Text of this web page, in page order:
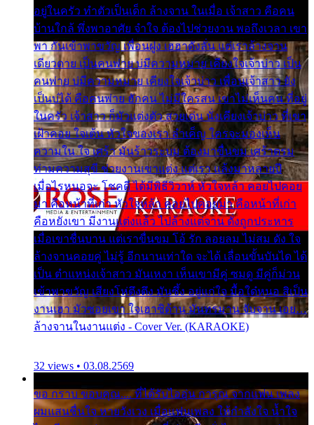
อยู่ในครัว ทำตัวเป็นเด็ก ล้างจาน ในเมื่อ เจ้าสาว คือคน
บ้านใกล้ พึ่งพาอาศัย จำใจ ต้องไปช่วยงาน พอถึงเวลา เขา
พา กันเข้าพาขวัญ เพื่อนฝูง เฮฮาดังลั่น แต่เราล้างจาน
เดียวดาย เป็นคนพ่าย บ่มีความหมาย เคียงใจเจ้าบ่าว เป็น
คนพ่าย บ่มีความหมาย เคียงใจเจ้าบ่าว เพื่อนเจ้าสาว ยัง
เป็นบ่ได้ คือคนพ่าย ฮักคน ไม่มีใครสน เขาไม่เห็นคน ที่อยู่
ในครัว เจ้าสาว ก็มัวแต่งตัว สวยเด่น นั่งเคียงเจ้าบ่าว ที่เขา
เฝ้าคอย ใจเต้น หัวใจของเรา ลำเค็ญ ใครจะมองเห็น
ความใน ใจ เศร้า มันร้าวระบม ต้องมาขื่นขม เศร้าตรม
ท่ามความสุขี ช่วยงานเขาแต่ง แต่เรา แล้งมาหลายปี
เมื่อไรหนอจะ โชคดี ได้มีพิธีวิวาห์ หัวใจหล้า คอยไปคอย
มา คือหน้าที่เก่า หัวใจหล้า คอยไปคอยมา คือหน้าที่เก่า
คือหยังเขา มีงานแต่งแล้ว ไปล้างแต่จาน ดั่งถูกประหาร
เมื่อเขาชื่นบาน แต่เราขื่นขม โอ้ รัก ลอยลม ไม่สม ดัง ใจ
ล้างจานคอยคู่ ไม่รู้ อีกนานเท่าใด จะได้ เลื่อนขั้นบันได ได้
เป็น ตำแหน่งเจ้าสาว มันเหงา เห็นเขามีคู่ ซมดู มีคู่ก็ม่วน
เข้าพาขวัญ เสียงโห่ตึงตึง มันซึ้ง อยู่แก่ใจ มื้อใด๋หนอ สิเป็น
งานเฮา มัวซอยเขา ใจเฮาซิด้าน มันทรมาน จับจาน เอย…
ล้างจานในงานแต่ง - Cover Ver. (KARAOKE)
32 views • 03.08.2569
ขอ กราบ ขอบคุณ.... ที่ได้รับไออุ่น การุณ จากแฟน เพลง
ผมแสนชื่นใจ หายวังเวง เมื่อแฟนเพลง ให้กำลังใจ น้ำใจ